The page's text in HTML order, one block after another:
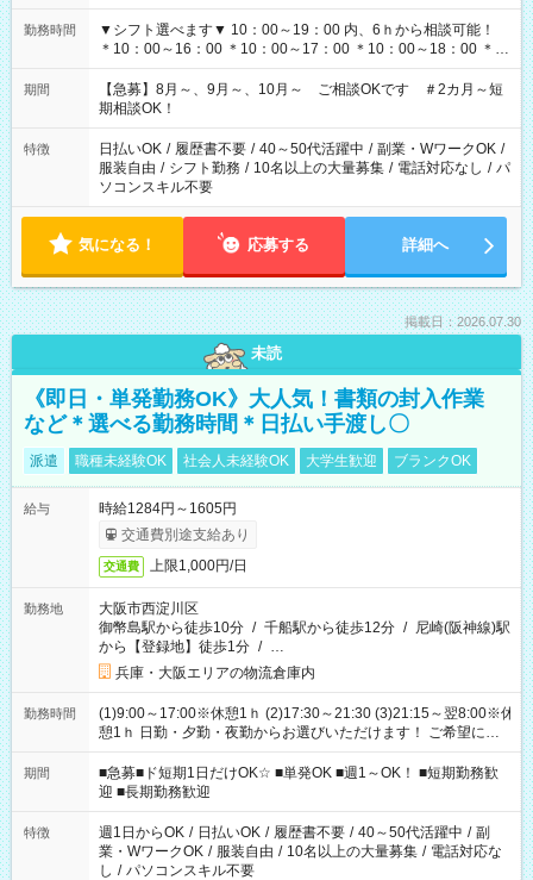
勤務時間
▼シフト選べます▼ 10：00～19：00 内、6ｈから相談可能！
＊10：00～16：00 ＊10：00～17：00 ＊10：00～18：00 ＊
11：00～19：00 ＊12：00～19：00 ＊13：00～19：00
期間
【急募】8月～、9月～、10月～ ご相談OKです ＃2カ月～短
期相談OK！
特徴 日払いOK / 履歴書不要 / 40～50代活躍中 / 副業・WワークOK /
服装自由 / シフト勤務 / 10名以上の大量募集 / 電話対応なし / パ
ソコンスキル不要
気になる！ 応募する 詳細へ
掲載日：2026.07.30
未読
《即日・単発勤務OK》大人気！書類の封入作業
など＊選べる勤務時間＊日払い手渡し〇
派遣 職種未経験OK 社会人未経験OK 大学生歓迎 ブランクOK
給与
時給1284円～1605円
交通費別途支給あり
交通費 上限1,000円/日
勤務地
大阪市西淀川区
御幣島駅から徒歩10分 / 千船駅から徒歩12分 / 尼崎(阪神線)駅
から【登録地】徒歩1分 / …
兵庫・大阪エリアの物流倉庫内
勤務時間
(1)9:00～17:00※休憩1ｈ (2)17:30～21:30 (3)21:15～翌8:00※休
憩1ｈ 日勤・夕勤・夜勤からお選びいただけます！ ご希望に合
わせて働けるお仕事です(*^^*) 【その他選べる勤務時間】 8-17
時/9-17時/9-18時/10-18時/11-21時/18-22時/20-翌4時/21-翌5
時/22-翌6時/0-翌8時 ご自身のご都合で選んで頂ける完全自由シ
フト！
期間
■急募■ド短期1日だけOK☆ ■単発OK ■週1～OK！ ■短期勤務歓
迎 ■長期勤務歓迎
特徴 週1日からOK / 日払いOK / 履歴書不要 / 40～50代活躍中 / 副
業・WワークOK / 服装自由 / 10名以上の大量募集 / 電話対応な
し / パソコンスキル不要